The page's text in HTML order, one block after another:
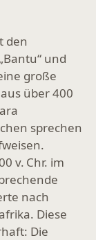
den
und
große
über 400
sprechen
v. Chr. im
nach
Diese
Die